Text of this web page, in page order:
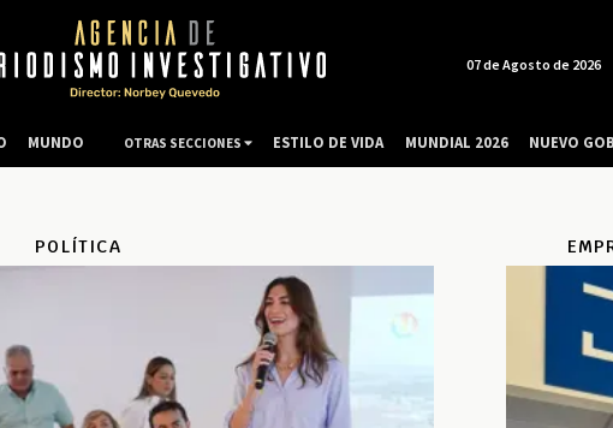
POLÍTICA
07 de Agosto de 2026
MUNDO OTRAS SECCIONES ESTILO DE VIDA MUNDIAL 2026 NUEVO